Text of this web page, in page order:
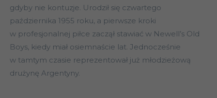
gdyby nie kontuzje. Urodził się czwartego
października 1955 roku, a pierwsze kroki
w profesjonalnej piłce zaczął stawiać w Newell’s Old
Boys, kiedy miał osiemnaście lat. Jednocześnie
w tamtym czasie reprezentował już młodzieżową
drużynę Argentyny.